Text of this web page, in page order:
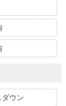
ダウン